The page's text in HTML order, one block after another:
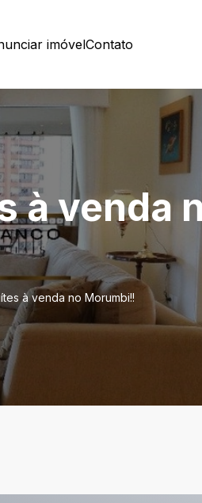
imóvelContato
à venda
à venda no Morumbi!!